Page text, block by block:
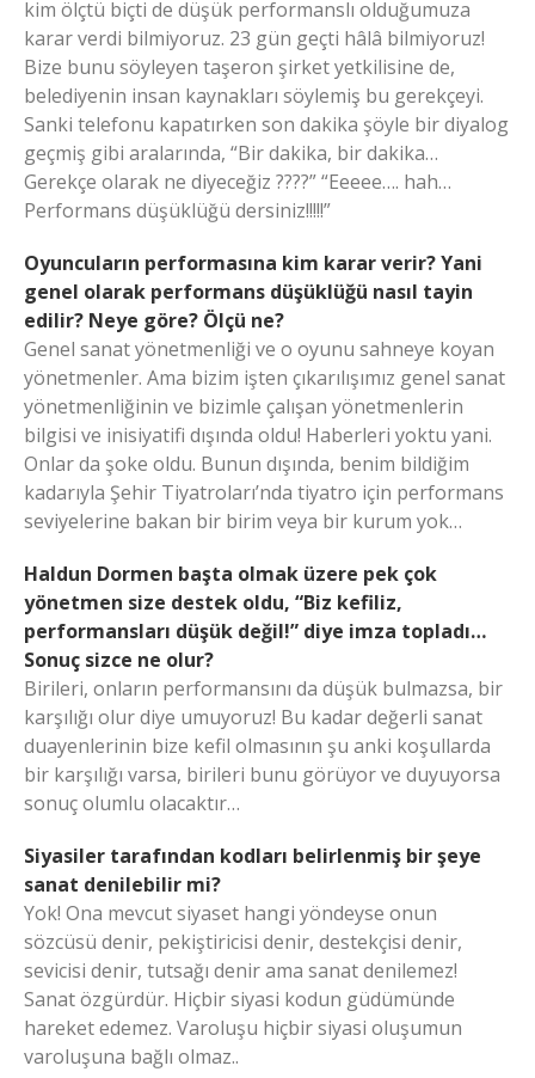
kim ölçtü biçti de düşük performanslı olduğumuza
karar verdi bilmiyoruz. 23 gün geçti hâlâ bilmiyoruz!
Bize bunu söyleyen taşeron şirket yetkilisine de,
belediyenin insan kaynakları söylemiş bu gerekçeyi.
Sanki telefonu kapatırken son dakika şöyle bir diyalog
geçmiş gibi aralarında, “Bir dakika, bir dakika…
Gerekçe olarak ne diyeceğiz ????” “Eeeee…. hah…
Performans düşüklüğü dersiniz!!!!!”
Oyuncuların performasına kim karar verir? Yani
genel olarak performans düşüklüğü nasıl tayin
edilir? Neye göre? Ölçü ne?
Genel sanat yönetmenliği ve o oyunu sahneye koyan
yönetmenler. Ama bizim işten çıkarılışımız genel sanat
yönetmenliğinin ve bizimle çalışan yönetmenlerin
bilgisi ve inisiyatifi dışında oldu! Haberleri yoktu yani.
Onlar da şoke oldu. Bunun dışında, benim bildiğim
kadarıyla Şehir Tiyatroları’nda tiyatro için performans
seviyelerine bakan bir birim veya bir kurum yok…
Haldun Dormen başta olmak üzere pek çok
yönetmen size destek oldu, “Biz kefiliz,
performansları düşük değil!” diye imza topladı…
Sonuç sizce ne olur?
Birileri, onların performansını da düşük bulmazsa, bir
karşılığı olur diye umuyoruz! Bu kadar değerli sanat
duayenlerinin bize kefil olmasının şu anki koşullarda
bir karşılığı varsa, birileri bunu görüyor ve duyuyorsa
sonuç olumlu olacaktır…
Siyasiler tarafından kodları belirlenmiş bir şeye
sanat denilebilir mi?
Yok! Ona mevcut siyaset hangi yöndeyse onun
sözcüsü denir, pekiştiricisi denir, destekçisi denir,
sevicisi denir, tutsağı denir ama sanat denilemez!
Sanat özgürdür. Hiçbir siyasi kodun güdümünde
hareket edemez. Varoluşu hiçbir siyasi oluşumun
varoluşuna bağlı olmaz..